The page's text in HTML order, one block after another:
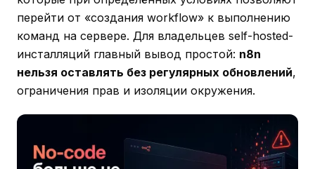
перейти от «создания workflow» к выполнению
команд на сервере. Для владельцев self-hosted-
инсталляций главный вывод простой: n8n
нельзя оставлять без регулярных обновлений,
ограничения прав и изоляции окружения.